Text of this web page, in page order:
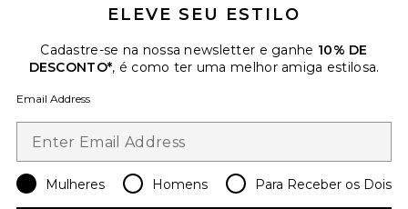
Favorite Chinelo Liners
ELEVE SEU ESTILO
Cadastre-se na nossa newsletter e ganhe 10% DE
DESCONTO*, é como ter uma melhor amiga estilosa.
Email Address
Mulheres Homens Para Receber os Dois